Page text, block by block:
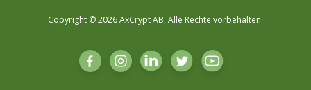
Copyright © 2026 AxCrypt AB, Alle Rechte vorbehalten.